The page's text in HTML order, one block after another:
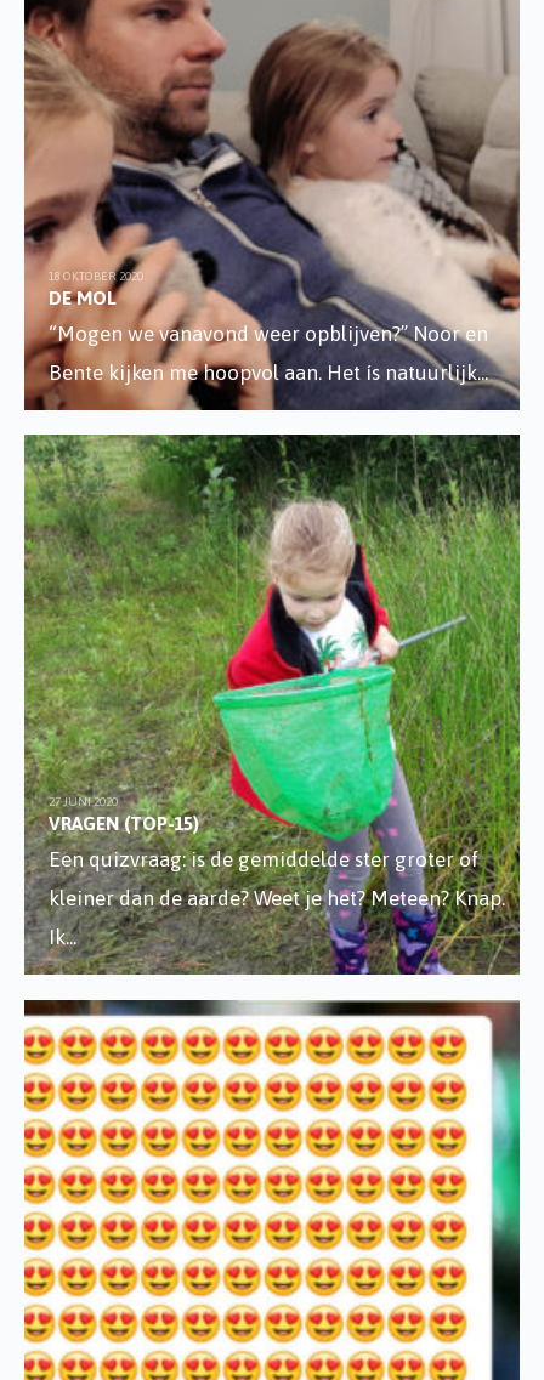
18 OKTOBER 2020
DE MOL
“Mogen we vanavond weer opblijven?” Noor en
Bente kijken me hoopvol aan. Het ís natuurlijk...
27 JUNI 2020
VRAGEN (TOP-15)
Een quizvraag: is de gemiddelde ster groter of
kleiner dan de aarde? Weet je het? Meteen? Knap.
Ik...